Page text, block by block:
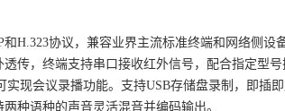
和H.323协议，兼容业界主流标准终端和网络侧设
传，终端支持串口接收红外信号，配合指定型
实现会议录播功能。支持USB存储盘录制，即插
种语种的声音灵活混音并编码输出。